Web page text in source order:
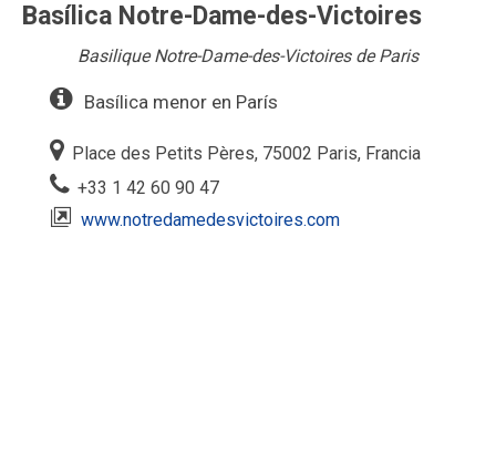
Basílica Notre-Dame-des-Victoires
Basilique Notre-Dame-des-Victoires de Paris
Basílica menor en París
Place des Petits Pères, 75002 Paris, Francia
+33 1 42 60 90 47
www.notredamedesvictoires.com